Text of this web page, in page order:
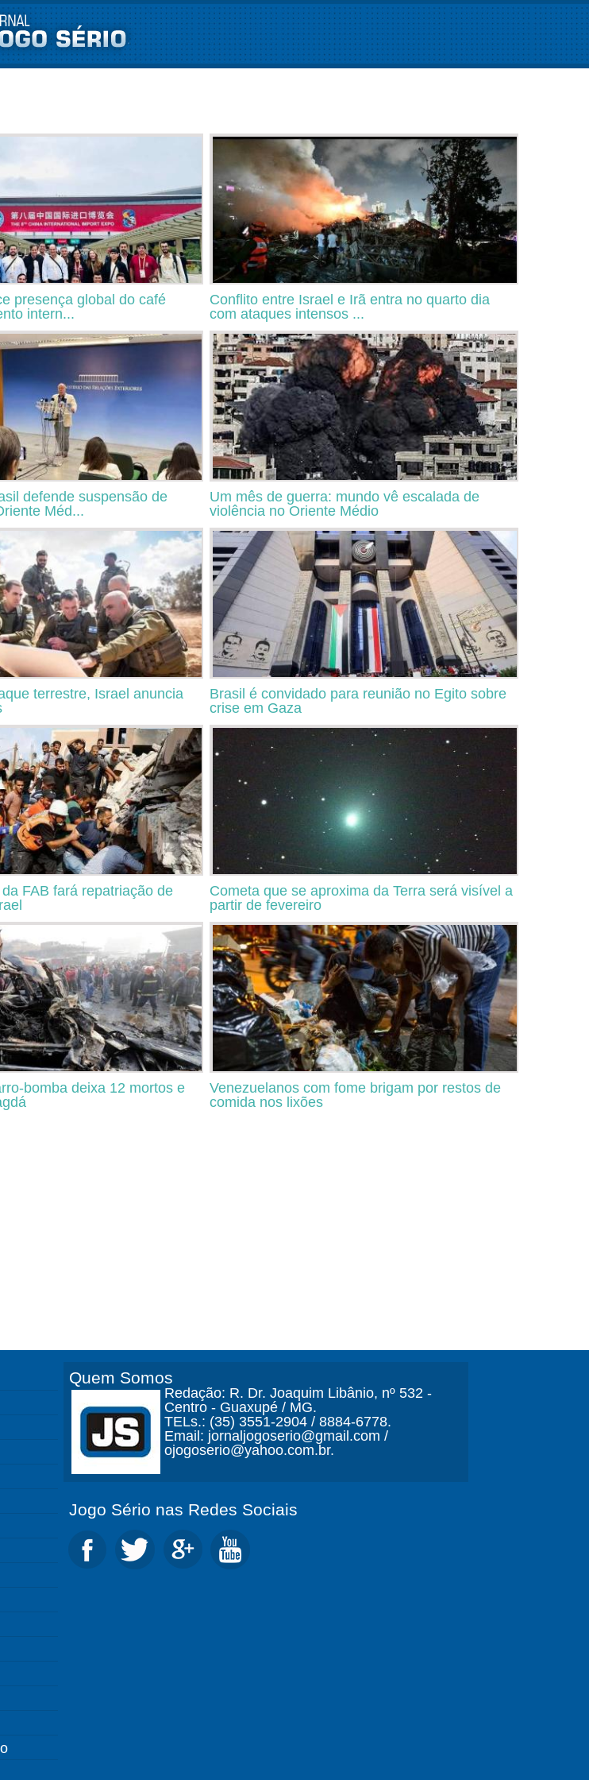
presença global do café
intern...
Conflito entre Israel e Irã entra no quarto dia
com ataques intensos ...
defende suspensão de
Méd...
Um mês de guerra: mundo vê escalada de
violência no Oriente Médio
terrestre, Israel anuncia
Brasil é convidado para reunião no Egito sobre
crise em Gaza
FAB fará repatriação de
Cometa que se aproxima da Terra será visível a
partir de fevereiro
bomba deixa 12 mortos e
Venezuelanos com fome brigam por restos de
comida nos lixões
Quem Somos
Redação: R. Dr. Joaquim Libânio, nº 532 -
Centro - Guaxupé / MG.
TELs.: (35) 3551-2904 / 8884-6778.
Email: jornaljogoserio@gmail.com /
ojogoserio@yahoo.com.br.
Jogo Sério nas Redes Sociais